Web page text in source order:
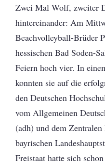
Zwei Mal Wolf, zweiter
hintereinander: Am
Beachvolleyball-Brüder
hessischen Bad Soden-
Feiern hoch vier. In
konnten sie auf die
den Deutschen
vom Allgemeinen
(adh) und dem
bayrischen
Freistaat hatte sich